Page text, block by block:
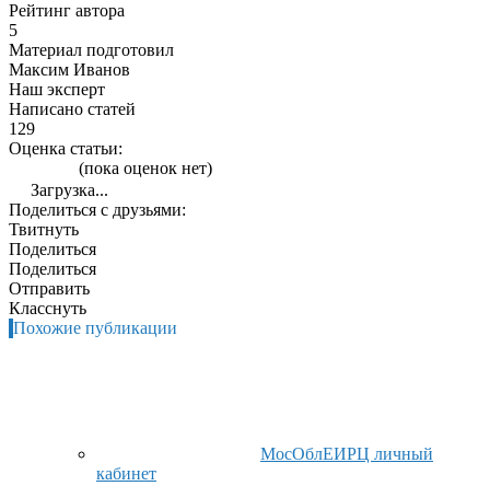
Рейтинг автора
5
Материал подготовил
Максим Иванов
Наш эксперт
Написано статей
129
Оценка статьи:
(пока оценок нет)
Загрузка...
Поделиться с друзьями:
Твитнуть
Поделиться
Поделиться
Отправить
Класснуть
Похожие публикации
МосОблЕИРЦ личный
кабинет